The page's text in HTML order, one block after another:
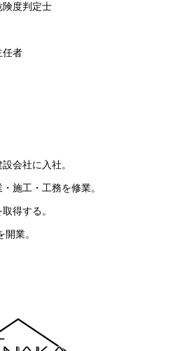
険度判定士
任者
会社に入社。
施工・工務を修業。
得する。
業。